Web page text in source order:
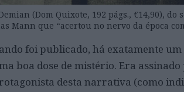
(Dom Quixote, 192 págs., €14,90),
Mann que “acertou no nervo da época
foi publicado, há exatamente
boa dose de mistério. Era
desta narrativa (como